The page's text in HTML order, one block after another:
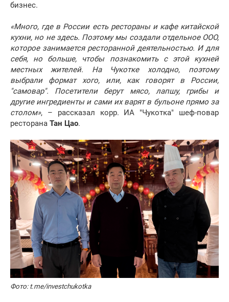
бизнес.
«Много, где в России есть рестораны и кафе китайской
кухни, но не здесь. Поэтому мы создали отдельное ООО,
которое занимается ресторанной деятельностью. И для
себя, но больше, чтобы познакомить с этой кухней
местных жителей. На Чукотке холодно, поэтому
выбрали формат хого, или, как говорят в России,
"самовар". Посетители берут мясо, лапшу, грибы и
другие ингредиенты и сами их варят в бульоне прямо за
столом», – рассказал корр. ИА "Чукотка" шеф-повар
ресторана Тан Цао.
Фото: t.me/investchukotka